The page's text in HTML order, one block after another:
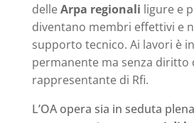
delleArpa regionali ligure e
diventano membri effettivi e
supporto tecnico. Ai lavori è
permanente ma senza diritto
rappresentante di Rfi.
L’OA opera sia in seduta